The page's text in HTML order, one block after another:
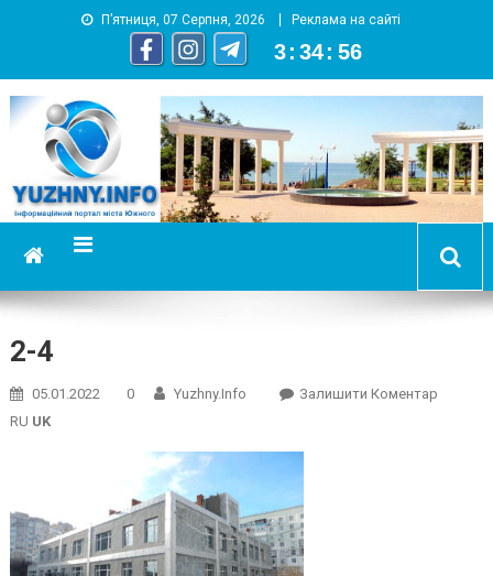
П’ятниця, 07 Серпня, 2026 Реклама на сайті
3 : 34 : 56
YUZHNY.INFO
информационный портал города Южный
2-4
05.01.2022 0 Yuzhny.info Залишити КоментарOn
RU UK